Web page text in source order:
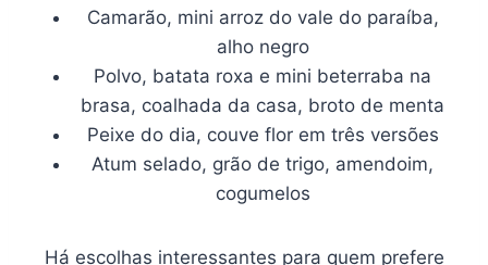
Camarão, mini arroz do vale do paraíba,
alho negro
Polvo, batata roxa e mini beterraba na
brasa, coalhada da casa, broto de menta
Peixe do dia, couve flor em três versões
Atum selado, grão de trigo, amendoim,
cogumelos
Há escolhas interessantes para quem prefere